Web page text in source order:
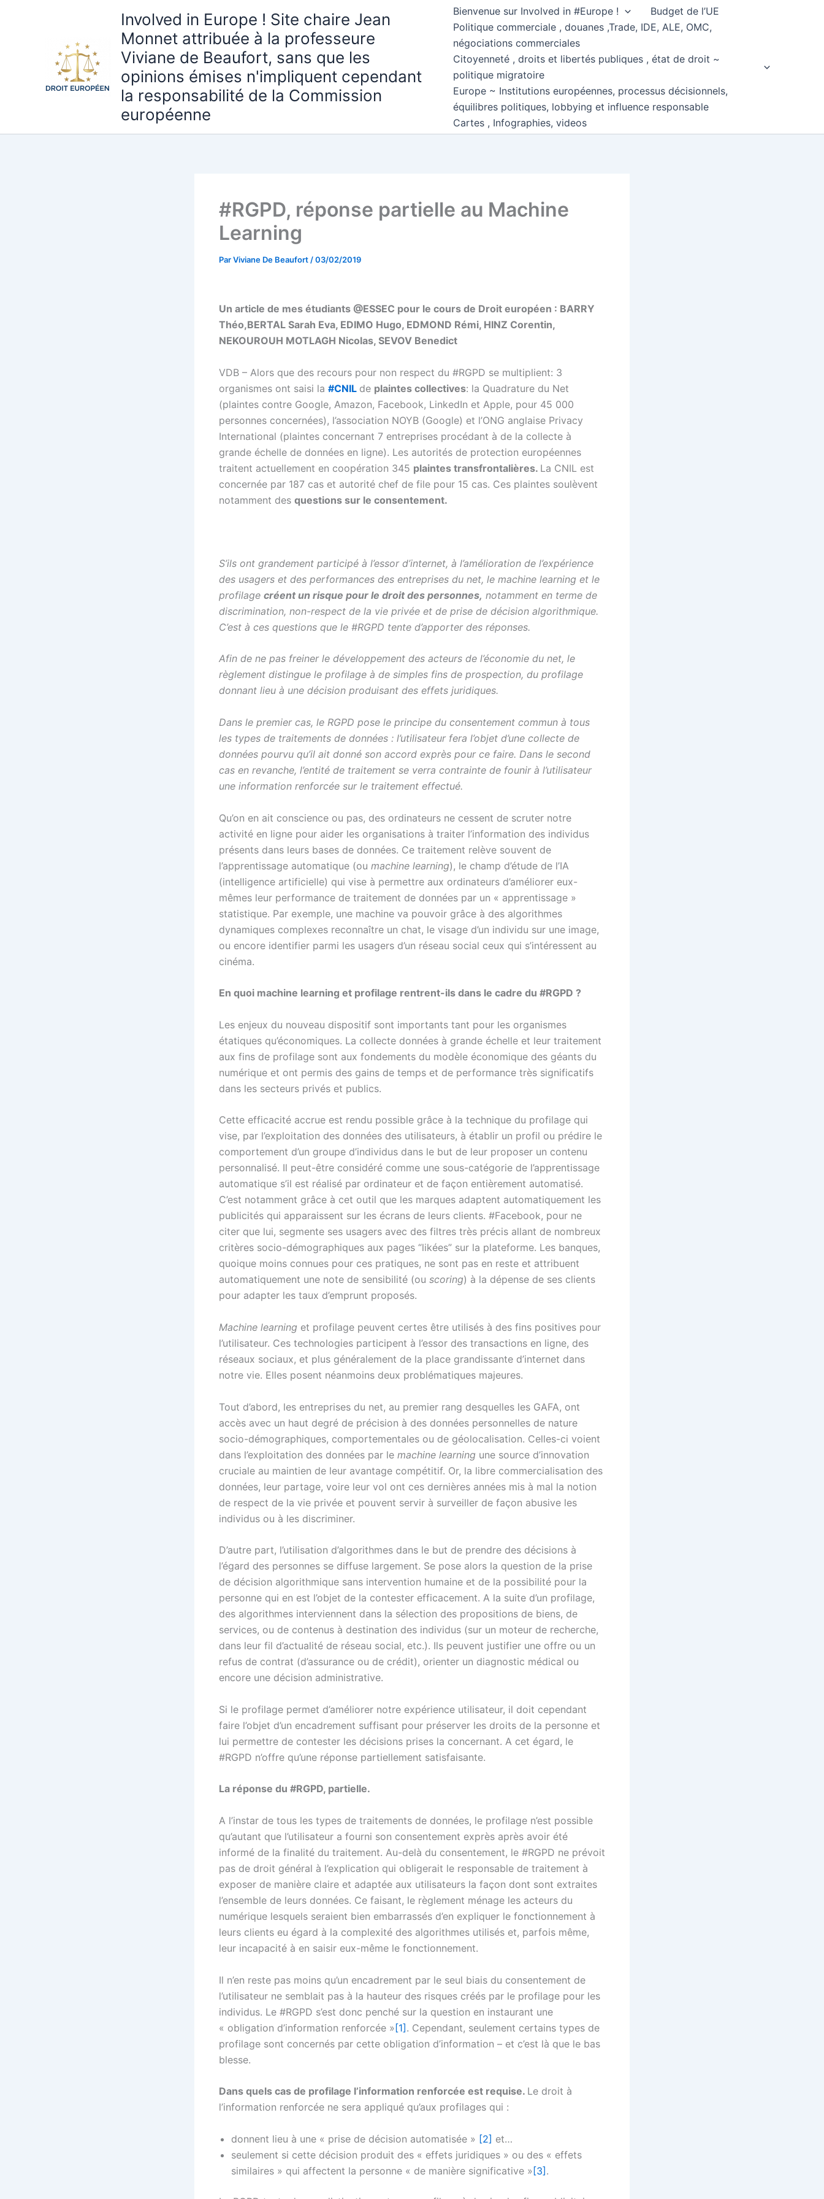
Involved in Europe ! Site chaire Jean
Monnet attribuée à la professeure
Viviane de Beaufort, sans que les
opinions émises n'impliquent cependant
la responsabilité de la Commission
européenne
Bienvenue sur Involved in #Europe !
Budget de l’UE
Politique commerciale , douanes ,Trade, IDE, ALE, OMC,
négociations commerciales
Citoyenneté , droits et libertés publiques , état de droit ~
politique migratoire
Europe ~ Institutions européennes, processus décisionnels,
équilibres politiques, lobbying et influence responsable
Cartes , Infographies, videos
#RGPD, réponse partielle au Machine
Learning
ParViviane De Beaufort /03/02/2019
Un article de mes étudiants @ESSEC pour le cours de Droit européen : BARRY
Théo,BERTAL Sarah Eva, EDIMO Hugo, EDMOND Rémi, HINZ Corentin,
NEKOUROUH MOTLAGH Nicolas, SEVOV Benedict
VDB – Alors que des recours pour non respect du #RGPD se multiplient: 3
organismes ont saisi la #CNIL de plaintes collectives: la Quadrature du Net
(plaintes contre Google, Amazon, Facebook, LinkedIn et Apple, pour 45 000
personnes concernées), l’association NOYB (Google) et l’ONG anglaise Privacy
International (plaintes concernant 7 entreprises procédant à de la collecte à
grande échelle de données en ligne). Les autorités de protection européennes
traitent actuellement en coopération 345 plaintes transfrontalières. La CNIL est
concernée par 187 cas et autorité chef de file pour 15 cas. Ces plaintes soulèvent
notamment des questions sur le consentement.
S’ils ont grandement participé à l’essor d’internet, à l’amélioration de l’expérience
des usagers et des performances des entreprises du net, le machine learning et le
profilage créent un risque pour le droit des personnes, notamment en terme de
discrimination, non-respect de la vie privée et de prise de décision algorithmique.
C’est à ces questions que le #RGPD tente d’apporter des réponses.
Afin de ne pas freiner le développement des acteurs de l’économie du net, le
règlement distingue le profilage à de simples fins de prospection, du profilage
donnant lieu à une décision produisant des effets juridiques.
Dans le premier cas, le RGPD pose le principe du consentement commun à tous
les types de traitements de données : l’utilisateur fera l’objet d’une collecte de
données pourvu qu’il ait donné son accord exprès pour ce faire. Dans le second
cas en revanche, l’entité de traitement se verra contrainte de founir à l’utilisateur
une information renforcée sur le traitement effectué.
Qu’on en ait conscience ou pas, des ordinateurs ne cessent de scruter notre
activité en ligne pour aider les organisations à traiter l’information des individus
présents dans leurs bases de données. Ce traitement relève souvent de
l’apprentissage automatique (ou machine learning), le champ d’étude de l’IA
(intelligence artificielle) qui vise à permettre aux ordinateurs d’améliorer eux-
mêmes leur performance de traitement de données par un « apprentissage »
statistique. Par exemple, une machine va pouvoir grâce à des algorithmes
dynamiques complexes reconnaître un chat, le visage d’un individu sur une image,
ou encore identifier parmi les usagers d’un réseau social ceux qui s’intéressent au
cinéma.
En quoi machine learning et profilage rentrent-ils dans le cadre du #RGPD ?
Les enjeux du nouveau dispositif sont importants tant pour les organismes
étatiques qu’économiques. La collecte données à grande échelle et leur traitement
aux fins de profilage sont aux fondements du modèle économique des géants du
numérique et ont permis des gains de temps et de performance très significatifs
dans les secteurs privés et publics.
Cette efficacité accrue est rendu possible grâce à la technique du profilage qui
vise, par l’exploitation des données des utilisateurs, à établir un profil ou prédire le
comportement d’un groupe d’individus dans le but de leur proposer un contenu
personnalisé. Il peut-être considéré comme une sous-catégorie de l’apprentissage
automatique s’il est réalisé par ordinateur et de façon entièrement automatisé.
C’est notamment grâce à cet outil que les marques adaptent automatiquement les
publicités qui apparaissent sur les écrans de leurs clients. #Facebook, pour ne
citer que lui, segmente ses usagers avec des filtres très précis allant de nombreux
critères socio-démographiques aux pages “likées” sur la plateforme. Les banques,
quoique moins connues pour ces pratiques, ne sont pas en reste et attribuent
automatiquement une note de sensibilité (ou scoring) à la dépense de ses clients
pour adapter les taux d’emprunt proposés.
Machine learning et profilage peuvent certes être utilisés à des fins positives pour
l’utilisateur. Ces technologies participent à l’essor des transactions en ligne, des
réseaux sociaux, et plus généralement de la place grandissante d’internet dans
notre vie. Elles posent néanmoins deux problématiques majeures.
Tout d’abord, les entreprises du net, au premier rang desquelles les GAFA, ont
accès avec un haut degré de précision à des données personnelles de nature
socio-démographiques, comportementales ou de géolocalisation. Celles-ci voient
dans l’exploitation des données par le machine learning une source d’innovation
cruciale au maintien de leur avantage compétitif. Or, la libre commercialisation des
données, leur partage, voire leur vol ont ces dernières années mis à mal la notion
de respect de la vie privée et pouvent servir à surveiller de façon abusive les
individus ou à les discriminer.
D’autre part, l’utilisation d’algorithmes dans le but de prendre des décisions à
l’égard des personnes se diffuse largement. Se pose alors la question de la prise
de décision algorithmique sans intervention humaine et de la possibilité pour la
personne qui en est l’objet de la contester efficacement. A la suite d’un profilage,
des algorithmes interviennent dans la sélection des propositions de biens, de
services, ou de contenus à destination des individus (sur un moteur de recherche,
dans leur fil d’actualité de réseau social, etc.). Ils peuvent justifier une offre ou un
refus de contrat (d’assurance ou de crédit), orienter un diagnostic médical ou
encore une décision administrative.
Si le profilage permet d’améliorer notre expérience utilisateur, il doit cependant
faire l’objet d’un encadrement suffisant pour préserver les droits de la personne et
lui permettre de contester les décisions prises la concernant. A cet égard, le
#RGPD n’offre qu’une réponse partiellement satisfaisante.
La réponse du #RGPD, partielle.
A l’instar de tous les types de traitements de données, le profilage n’est possible
qu’autant que l’utilisateur a fourni son consentement exprès après avoir été
informé de la finalité du traitement. Au-delà du consentement, le #RGPD ne prévoit
pas de droit général à l’explication qui obligerait le responsable de traitement à
exposer de manière claire et adaptée aux utilisateurs la façon dont sont extraites
l’ensemble de leurs données. Ce faisant, le règlement ménage les acteurs du
numérique lesquels seraient bien embarrassés d’en expliquer le fonctionnement à
leurs clients eu égard à la complexité des algorithmes utilisés et, parfois même,
leur incapacité à en saisir eux-même le fonctionnement.
Il n’en reste pas moins qu’un encadrement par le seul biais du consentement de
l’utilisateur ne semblait pas à la hauteur des risques créés par le profilage pour les
individus. Le #RGPD s’est donc penché sur la question en instaurant une
« obligation d’information renforcée »[1]. Cependant, seulement certains types de
profilage sont concernés par cette obligation d’information – et c’est là que le bas
blesse.
Dans quels cas de profilage l’information renforcée est requise. Le droit à
l’information renforcée ne sera appliqué qu’aux profilages qui :
donnent lieu à une « prise de décision automatisée » [2] et…
seulement si cette décision produit des « effets juridiques » ou des « effets
similaires » qui affectent la personne « de manière significative »[3].